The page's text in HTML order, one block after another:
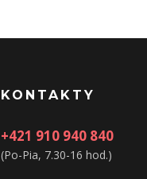
KONTAKTY
+421 910 940 840
(Po-Pia, 7.30-16 hod.)